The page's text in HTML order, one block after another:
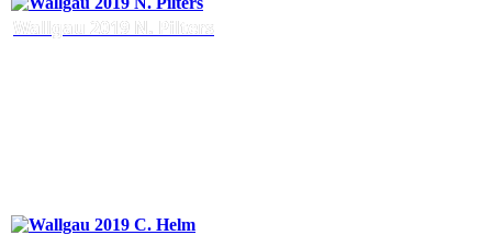
Wallgau 2019 N. Pilters